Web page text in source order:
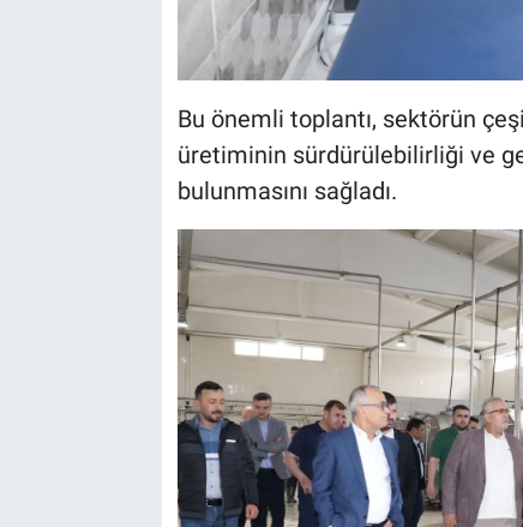
Bu önemli toplantı, sektörün
üretiminin sürdürülebilirliği ve
bulunmasını sağladı.